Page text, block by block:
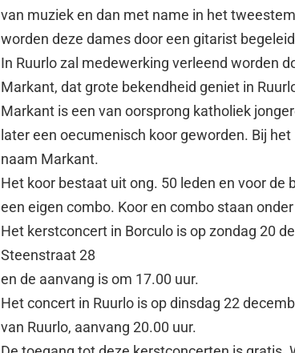
van muziek en dan met name in het
worden deze dames door een gitarist
In Ruurlo zal medewerking verleend worden
Markant, dat grote bekendheid geniet in
Markant is een van oorsprong katholiek
later een oecumenisch koor geworden. Bij
naam Markant.
Het koor bestaat uit ong. 50 leden en voor de
een eigen combo. Koor en combo staan
Het kerstconcert in Borculo is op zondag 20
Steenstraat 28
en de aanvang is om 17.00 uur.
Het concert in Ruurlo is op dinsdag 22
van Ruurlo, aanvang 20.00 uur.